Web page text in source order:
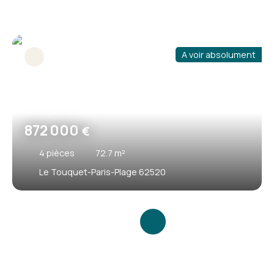
872 000€
4 pièces 72.7 m²
Le Touquet-Paris-Plage 62520
A voir absolument